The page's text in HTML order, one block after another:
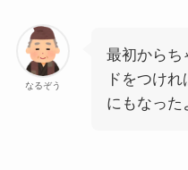
なるぞう
最初からち
ドをつけ
にもなった